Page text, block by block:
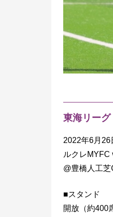
東海リー
2022年6月26
ルクレMYFC
@豊橋人工芝
■スタンド
開放（約400